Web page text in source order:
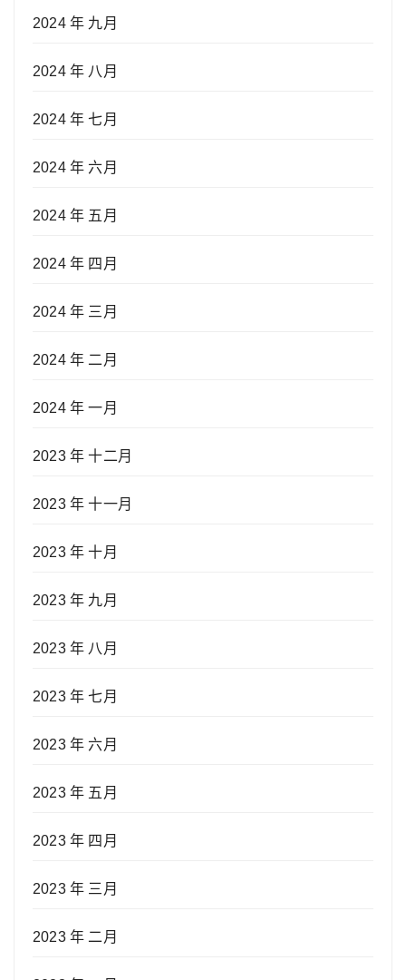
2024 年 九月
2024 年 八月
2024 年 七月
2024 年 六月
2024 年 五月
2024 年 四月
2024 年 三月
2024 年 二月
2024 年 一月
2023 年 十二月
2023 年 十一月
2023 年 十月
2023 年 九月
2023 年 八月
2023 年 七月
2023 年 六月
2023 年 五月
2023 年 四月
2023 年 三月
2023 年 二月